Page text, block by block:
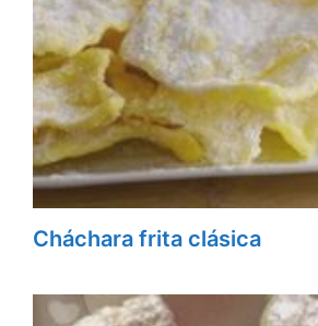
Cháchara frita clásica